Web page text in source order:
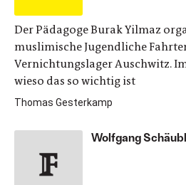
Der Pädagoge Burak Yilmaz
muslimische Jugendliche
Vernichtungslager Auschwitz.
wieso das so wichtig ist
Thomas Gesterkamp
Wolfgang